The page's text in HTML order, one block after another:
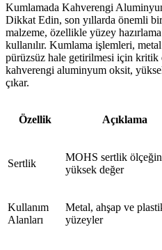
Kumlamada Kahverengi
Dikkat Edin, son yıllarda önemli
malzeme, özellikle yüzey
kullanılır. Kumlama işlemleri,
pürüzsüz hale getirilmesi için kritik
kahverengi aluminyum oksit,
çıkar.
Özellik Açıklama
Sertlik
MOHS sertlik
yüksek değer
Kullanım
Alanları
Metal, ahşap ve
yüzeyler